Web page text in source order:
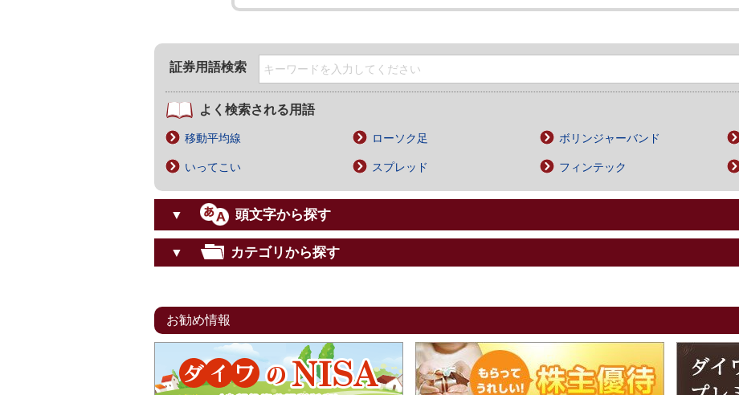
証券用語検索
よく検索される用語
移動平均線 ローソク足 ボリンジャーバンド
いってこい スプレッド フィンテック
▼ 頭文字から探す
▼ カテゴリから探す
お勧め情報